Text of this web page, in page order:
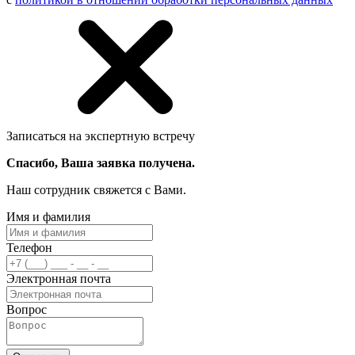
Записаться на экспертную встречу
Спасибо, Ваша заявка получена.
Наш сотрудник свяжется с Вами.
Имя и фамилия
Телефон
Электронная почта
Вопрос